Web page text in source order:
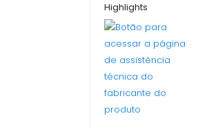
Highlights